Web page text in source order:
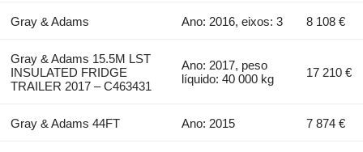
Gray & Adams Ano: 2016, eixos: 3 8 108 €
Gray & Adams 15.5M LST
INSULATED FRIDGE
TRAILER 2017 – C463431
Ano: 2017, peso
líquido: 40 000 kg
17 210 €
Gray & Adams 44FT Ano: 2015 7 874 €